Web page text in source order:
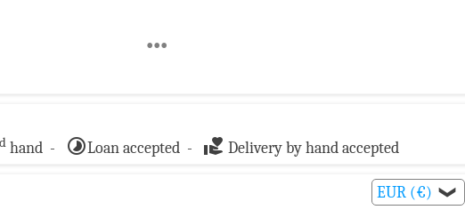
•••
hand - timelapseLoan accepted - volunteer_activism Delivery by hand accepted
EUR (€)❯